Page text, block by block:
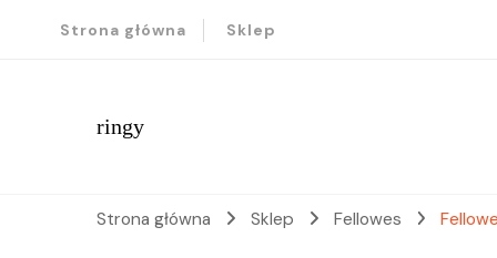
Strona główna Sklep
ringy
Strona główna Sklep Fellowes